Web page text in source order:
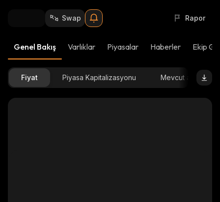
Swap Rapor
Genel Bakış Varlıklar Piyasalar Haberler Ekip
Fiyat Piyasa Kapitalizasyonu Mevcut arz